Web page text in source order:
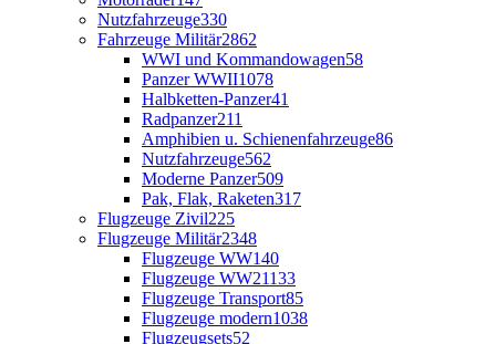
Nutzfahrzeuge330
Fahrzeuge Militär2862
WWI und Kommandowagen58
Panzer WWII1078
Halbketten-Panzer41
Radpanzer211
Amphibien u. Schienenfahrzeuge86
Nutzfahrzeuge562
Moderne Panzer509
Pak, Flak, Raketen317
Flugzeuge Zivil225
Flugzeuge Militär2348
Flugzeuge WW140
Flugzeuge WW21133
Flugzeuge Transport85
Flugzeuge modern1038
Flugzeugsets52